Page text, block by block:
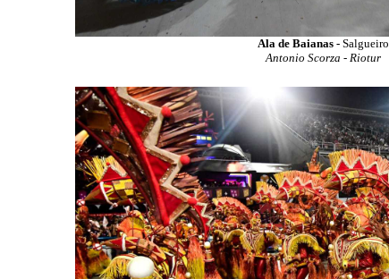
Ala de Baianas - Salgueiro
Antonio Scorza - Riotur